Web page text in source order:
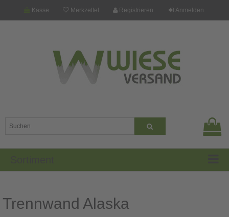
Kasse Merkzettel Registrieren Anmelden
Trennwand Alaska